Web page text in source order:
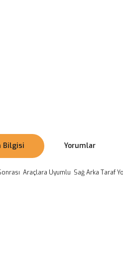
Bilgisi Yorumlar
Araçlara Uyumlu Sağ Arka Taraf